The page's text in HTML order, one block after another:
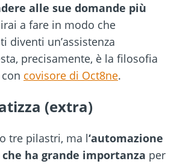
alle sue domande più
a fare in modo che
diventi un’assistenza
precisamente, è la filosofia
covisore di Oct8ne.
(extra)
tre pilastri, ma l‘automazione
ha grande importanza per